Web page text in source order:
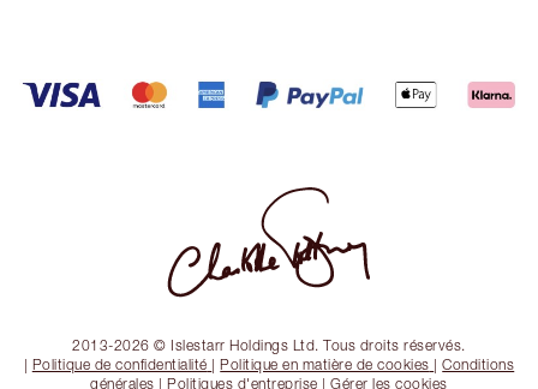
2013-2026 © Islestarr Holdings Ltd. Tous droits réservés.
| Politique de confidentialité |Politique en matière de cookies |Conditions
générales |Politiques d'entreprise |Gérer les cookies